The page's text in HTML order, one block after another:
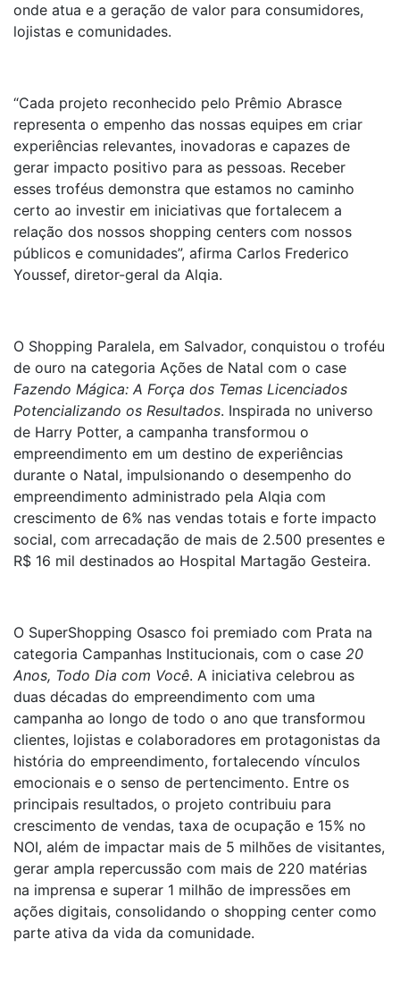
onde atua e a geração de valor para consumidores,
lojistas e comunidades.
“Cada projeto reconhecido pelo Prêmio Abrasce
representa o empenho das nossas equipes em criar
experiências relevantes, inovadoras e capazes de
gerar impacto positivo para as pessoas. Receber
esses troféus demonstra que estamos no caminho
certo ao investir em iniciativas que fortalecem a
relação dos nossos shopping centers com nossos
públicos e comunidades”, afirma Carlos Frederico
Youssef, diretor-geral da Alqia.
O Shopping Paralela, em Salvador, conquistou o troféu
de ouro na categoria Ações de Natal com o case
Fazendo Mágica: A Força dos Temas Licenciados
Potencializando os Resultados. Inspirada no universo
de Harry Potter, a campanha transformou o
empreendimento em um destino de experiências
durante o Natal, impulsionando o desempenho do
empreendimento administrado pela Alqia com
crescimento de 6% nas vendas totais e forte impacto
social, com arrecadação de mais de 2.500 presentes e
R$ 16 mil destinados ao Hospital Martagão Gesteira.
O SuperShopping Osasco foi premiado com Prata na
categoria Campanhas Institucionais, com o case 20
Anos, Todo Dia com Você. A iniciativa celebrou as
duas décadas do empreendimento com uma
campanha ao longo de todo o ano que transformou
clientes, lojistas e colaboradores em protagonistas da
história do empreendimento, fortalecendo vínculos
emocionais e o senso de pertencimento. Entre os
principais resultados, o projeto contribuiu para
crescimento de vendas, taxa de ocupação e 15% no
NOI, além de impactar mais de 5 milhões de visitantes,
gerar ampla repercussão com mais de 220 matérias
na imprensa e superar 1 milhão de impressões em
ações digitais, consolidando o shopping center como
parte ativa da vida da comunidade.